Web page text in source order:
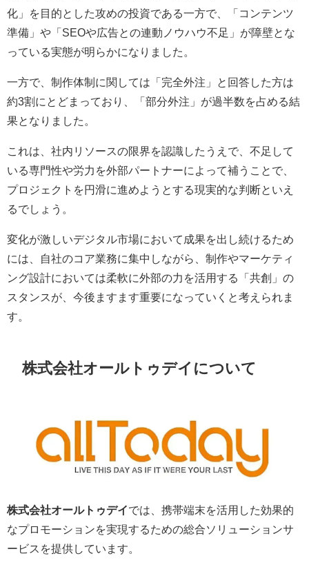
化」を目的とした攻めの投資である一方で、「コンテンツ
準備」や「SEOや広告との連動ノウハウ不足」が障壁とな
っている実態が明らかになりました。
一方で、制作体制に関しては「完全外注」と回答した方は
約3割にとどまっており、「部分外注」が過半数を占める結
果となりました。
これは、社内リソースの限界を認識したうえで、不足して
いる専門性や労力を外部パートナーによって補うことで、
プロジェクトを円滑に進めようとする現実的な判断といえ
るでしょう。
変化が激しいデジタル市場において成果を出し続けるため
には、自社のコア業務に集中しながら、制作やマーケティ
ング設計においては柔軟に外部の力を活用する「共創」の
スタンスが、今後ますます重要になっていくと考えられま
す。
株式会社オールトゥデイについて
株式会社オールトゥデイでは、携帯端末を活用した効果的
なプロモーションを実現するための総合ソリューションサ
ービスを提供しています。